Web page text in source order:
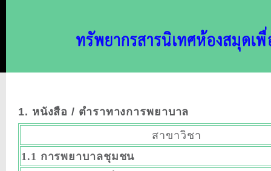
1. หนังสือ / ตำราทางการพยาบาล
สาขาวิชา
1.1 การพยาบาลชุมชน